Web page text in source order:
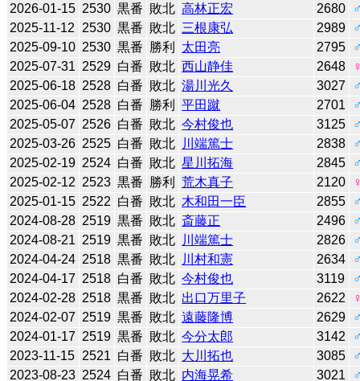
2026-01-15 2530 黒番 敗北 高林正宏 2680
2025-11-12
2530 黒番 敗北 三根康弘 2989
2025-09-10 2530 黒番 勝利 太田亮 2795
2025-07-31 2529 白番 敗北 西山静佳 2648
2025-06-18 2528 白番 敗北 湯川光久 3027
2025-06-04 2528 白番 勝利 平田蹴 2701
2025-05-07 2526 白番 敗北 今村俊也 3125
2025-03-26 2525 白番 敗北 川端篤士 2838
2025-02-19 2524 白番 敗北 星川拓海 2845
2025-02-12 2523 黒番 勝利 荒木真子 2120
2025-01-15 2522 白番 敗北 木和田一臣 2855
2024-08-28 2519 黒番 敗北 斎藤正 2496
2024-08-21 2519 黒番 敗北 川端篤士 2826
2024-04-24 2518 黒番 敗北 川村和憲 2634
2024-04-17 2518 白番 敗北 今村俊也 3119
2024-02-28 2518 黒番 敗北 出口万里子 2622
2024-02-07 2519 黒番 敗北 遠藤隆博 2629
2024-01-17 2519 黒番 敗北 今分太郎 3142
2023-11-15 2521 白番 敗北 大川拓也 3085
2023-08-23 2524 白番 敗北 内海晃希 3021